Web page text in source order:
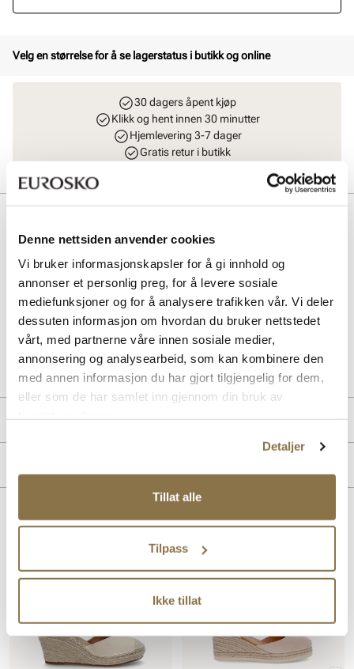
Denne nettsiden anvender cookies
Vi bruker informasjonskapsler for å gi innhold og
annonser et personlig preg, for å levere sosiale
mediefunksjoner og for å analysere trafikken vår. Vi deler
dessuten informasjon om hvordan du bruker nettstedet
vårt, med partnerne våre innen sosiale medier,
annonsering og analysearbeid, som kan kombinere den
med annen informasjon du har gjort tilgjengelig for dem,
eller som de har samlet inn gjennom din bruk av
Detaljer
Tillat alle
Tilpass
Ikke tillat
Velg en størrelse for å se lagerstatus i butikk og online
30 dagers åpent kjøp
Klikk og hent innen 30 minutter
Hjemlevering 3-7 dager
Gratis retur i butikk
Komfortabel og praktisk plattform kilesåle med en hæl på 9 cm.
Lukket tåparti med justerbar reim rundt ankelen, noe som gjør skoen
stabil og komfortabel samtidig som den sitter utrolig pent på foten.
Håndlaget i Spania med premium materialer.
41963001
26V1146
Produktdetaljer
For:Textil
Lignende produkter